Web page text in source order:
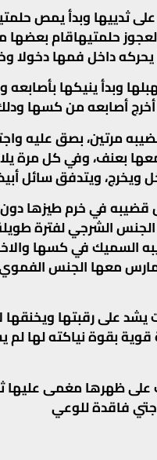
ثدييها وبدأ يمص
حلمتيهاقام
يحركه داخل فمها
وبدأ ينيكها
أصابعه من كسها
مرتين، بصق عليه
بعنف، وفي كل
ويخرج، ويتدفق سائل
قضيبه في خرم طيزها
الشرجي لفترة
السميك في كسها والاخر
معها الجنس
على رقبتها ويخنقها
بقوة نياكته لها
ظهرها مغمى عليها
فاقدة للوعي